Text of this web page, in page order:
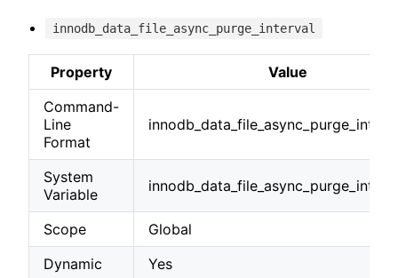
innodb_data_file_async_purge_interval
Property
Value
Command-
Line
Format
System
Variable
Scope
Global
Dynamic
Yes